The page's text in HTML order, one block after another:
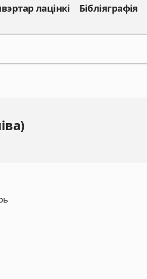
лацінкі Бібліяграфія